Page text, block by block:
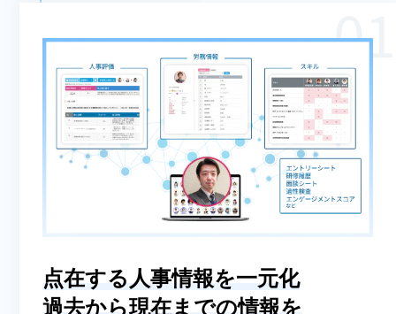
点在する人事情報を一元化
過去から現在までの情報を